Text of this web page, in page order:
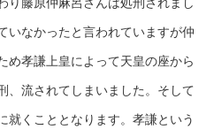
り藤原仲麻呂さんは処刑されまし
いなかったと言われていますが仲
め孝謙上皇によって天皇の座から
、流されてしまいました。そして
就くこととなります。孝謙という